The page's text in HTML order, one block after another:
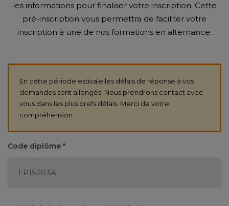
les informations pour finaliser votre inscription. Cette
pré-inscription vous permettra de faciliter votre
inscription à une de nos formations en alternance.
En cette période estivale les délais de réponse à vos
demandes sont allongés. Nous prendrons contact avec
vous dans les plus brefs délais. Merci de votre
compréhension.
Code diplôme *